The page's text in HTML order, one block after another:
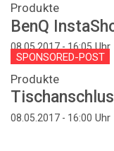
Produkte
BenQ
08.05.2017 - 16:05Uhr
SPONSORED-POST
Produkte
08.05.2017 - 16:00 Uhr